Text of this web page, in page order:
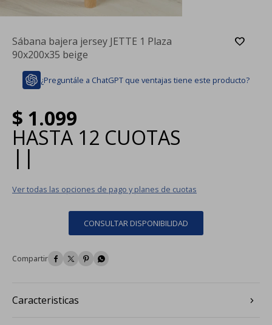
Sábana bajera jersey JETTE 1 Plaza
90x200x35 beige
¿Preguntále a ChatGPT que ventajas tiene este producto?
$ 1.099
HASTA 12 CUOTAS
| |
Ver todas las opciones de pago y planes de cuotas
CONSULTAR DISPONIBILIDAD
   
Caracteristicas